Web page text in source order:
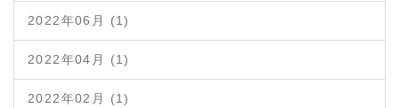
2022年06月 (1)
2022年04月 (1)
2022年02月 (1)